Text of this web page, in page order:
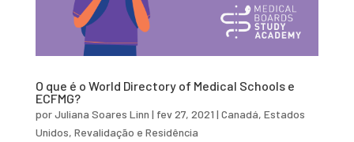
O que é o World Directory of Medical Schools e
ECFMG?
porJuliana Soares Linn | fev 27, 2021 | Canadá, Estados
Unidos, Revalidação e Residência